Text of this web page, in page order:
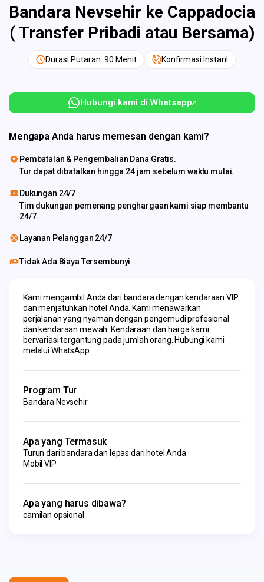
Bandara Nevsehir ke Cappadocia
( Transfer Pribadi atau Bersama)
Durasi Putaran: 90 Menit Konfirmasi Instan!
Hubungi kami di Whatsapp
Mengapa Anda harus memesan dengan kami?
Pembatalan & Pengembalian Dana Gratis.
Tur dapat dibatalkan hingga 24 jam sebelum waktu mulai.
Dukungan 24/7
Tim dukungan pemenang penghargaan kami siap membantu
24/7.
Layanan Pelanggan 24/7
Tidak Ada Biaya Tersembunyi
Kami mengambil Anda dari bandara dengan kendaraan VIP
dan menjatuhkan hotel Anda. Kami menawarkan
perjalanan yang nyaman dengan pengemudi profesional
dan kendaraan mewah. Kendaraan dan harga kami
bervariasi tergantung pada jumlah orang. Hubungi kami
melalui WhatsApp.
Program Tur
Bandara Nevsehir
Apa yang Termasuk
Turun dari bandara dan lepas dari hotel Anda
Mobil VIP
Apa yang harus dibawa?
camilan opsional